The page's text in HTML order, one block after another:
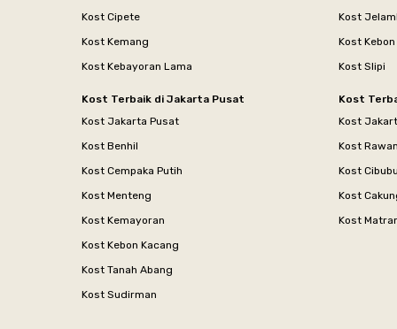
Kost Cipete
Kost Kemang
Kost Kebayoran Lama
Kost Terbaik di Jakarta Pusat
Kost Jakarta Pusat
Kost Benhil
Kost Cempaka Putih
Kost Menteng
Kost Kemayoran
Kost Kebon Kacang
Kost Tanah Abang
Kost Sudirman
Kost
Kost
Kost Slipi
Kost
Kost
Kost
Kost
Kost
Kost